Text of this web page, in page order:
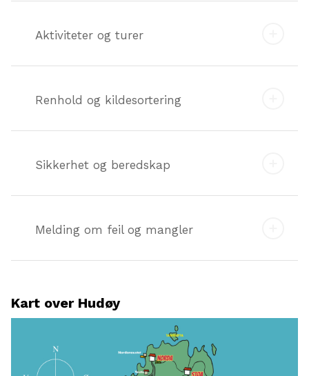
Aktiviteter og turer
Renhold og kildesortering
Sikkerhet og beredskap
Melding om feil og mangler
Kart over Hudøy